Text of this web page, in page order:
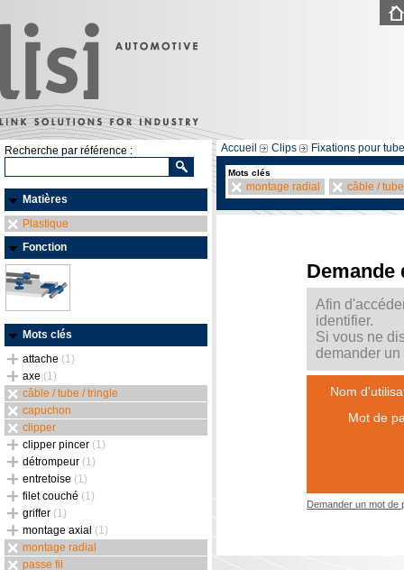
Recherche par référence :
Matières
Plastique
Fonction
Mots clés
attache (1)
axe (1)
câble / tube / tringle
capuchon
clipper
clipper pincer (1)
détrompeur (1)
entretoise (1)
filet couché (1)
griffer (1)
montage axial (1)
montage radial
passe fil
Accueil Clips Fixations pour
Mots clés
montage radial câble /
Demande
Afin
identifier.
Si vous ne
demander
Nom
Mot de
Demander un mot de